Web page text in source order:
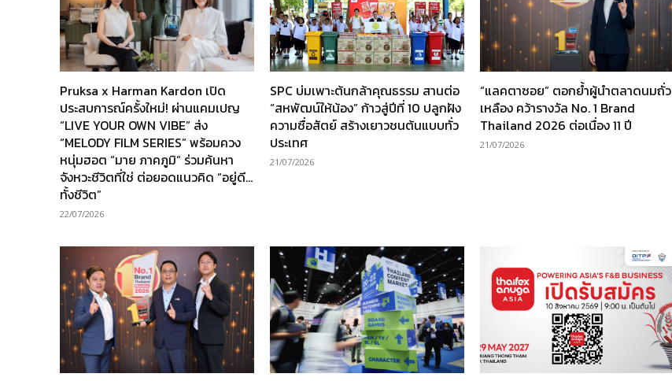
Pruksa x Harman Kardon เปิด
ประสบการณ์ครั้งใหม่! ผ่านแคมเปญ
“LIVE YOUR OWN VIBE” ส่ง
“MELODY FILM SERIES” พร้อมควง
หนุ่มฮอต “มาย ภาคภูมิ” ร่วมค้นหา
จังหวะชีวิตที่ใช่ ต่อยอดแนวคิด “อยู่ดี…
ทั้งชีวิต”
22/07/2026
SPC บ่มเพาะต้นกล้าคุณธรรม สานต่อ
“สหพัฒน์ให้น้อง” ก้าวสู่ปีที่ 10 ปลูกฝัง
ความซื่อสัตย์ สร้างเยาวชนต้นแบบทั่ว
ประเทศ
21/07/2026
“แลคตาซอย” ตอกย้ำผู้นำตลาดนมถั่ว
เหลือง คว้ารางวัล No. 1 Brand
Thailand 2026 ต่อเนื่อง 11 ปี
21/07/2026